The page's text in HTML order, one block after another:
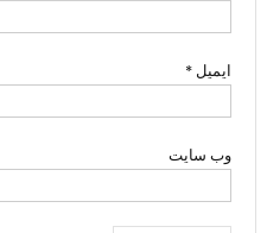
ایمیل *
وب‌ سایت